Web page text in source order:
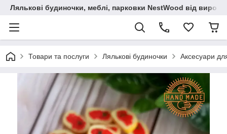
Лялькові будиночки, меблі, парковки NestWood від
Товари та послуги Лялькові будиночки Аксесуари